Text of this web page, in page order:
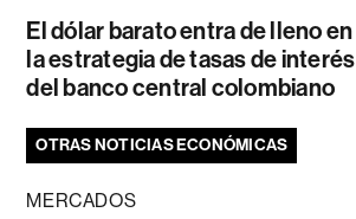
El dólar barato entra de lleno en
la estrategia de tasas de interés
del banco central colombiano
OTRAS NOTICIAS ECONÓMICAS
MERCADOS